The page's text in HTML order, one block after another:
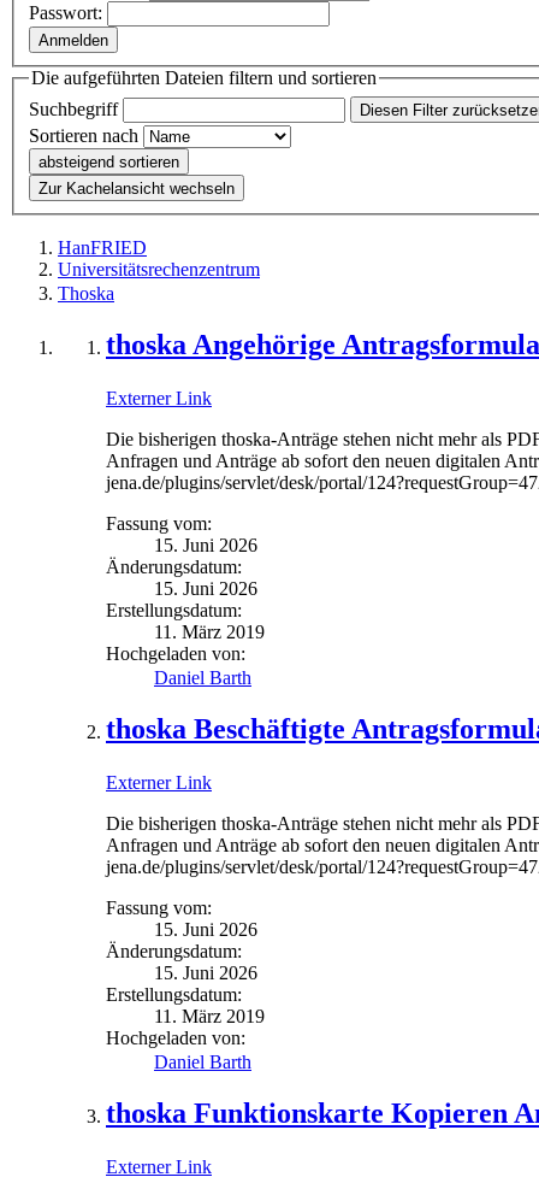
Passwort:
Anmelden
Die aufgeführten Dateien filtern und sortieren
Suchbegriff
Diesen Filter
Sortieren nach
absteigend sortieren
Zur Kachelansicht wechseln
HanFRIED
Universitätsrechenzentrum
Thoska
thoska Angehörige
Externer Link
Die bisherigen thoska-Anträge stehen nicht mehr als
Anfragen und Anträge ab sofort den neuen digitalen
jena.de/plugins/servlet/desk/portal/
Fassung vom:
15. Juni 2026
Änderungsdatum:
15. Juni 2026
Erstellungsdatum:
11. März 2019
Hochgeladen von:
Daniel Barth
thoska Beschäftigte
Externer Link
Die bisherigen thoska-Anträge stehen nicht mehr als
Anfragen und Anträge ab sofort den neuen digitalen
jena.de/plugins/servlet/desk/portal/
Fassung vom:
15. Juni 2026
Änderungsdatum:
15. Juni 2026
Erstellungsdatum:
11. März 2019
Hochgeladen von:
Daniel Barth
thoska Funktionskarte Kopieren
Externer Link